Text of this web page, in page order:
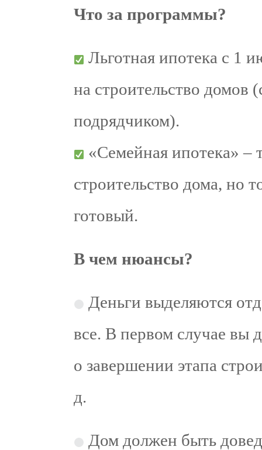
Что за программы?
Льготная ипотека с 1
на строительство домов
подрядчиком).
«Семейная ипотека» –
строительство дома, но
готовый.
В чем нюансы?
Деньги выделяются
все. В первом случае вы
о завершении этапа
д.
Дом должен быть